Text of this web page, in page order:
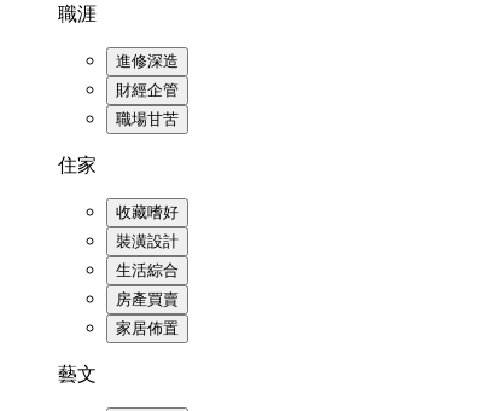
職涯
進修深造
財經企管
職場甘苦
住家
收藏嗜好
裝潢設計
生活綜合
房產買賣
家居佈置
藝文